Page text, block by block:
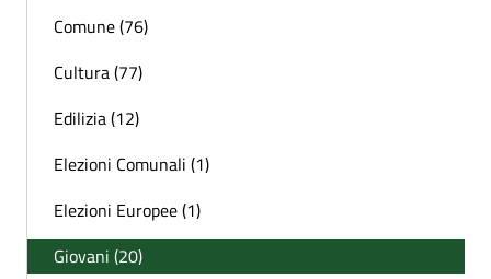
Comune (76)
Cultura (77)
Edilizia (12)
Elezioni Comunali (1)
Elezioni Europee (1)
Giovani (20)